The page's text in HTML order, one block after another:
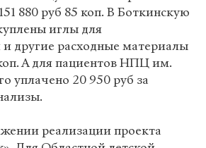
880 руб 85 коп. В Боткинскую
иглы для
другие расходные материалы
А для пациентов НПЦ им.
уплачено 20 950 руб за
реализации проекта